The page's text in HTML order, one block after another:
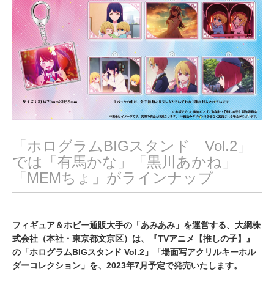
「ホログラムBIGスタンド Vol.2」
では「有馬かな」「黒川あかね」
「MEMちょ」がラインナップ
フィギュア＆ホビー通販大手の「あみあみ」を運営する、大網株
式会社（本社・東京都文京区）は、『TVアニメ【推しの子】』
の「ホログラムBIGスタンド Vol.2」「場面写アクリルキーホル
ダーコレクション」を、2023年7月予定で発売いたします。